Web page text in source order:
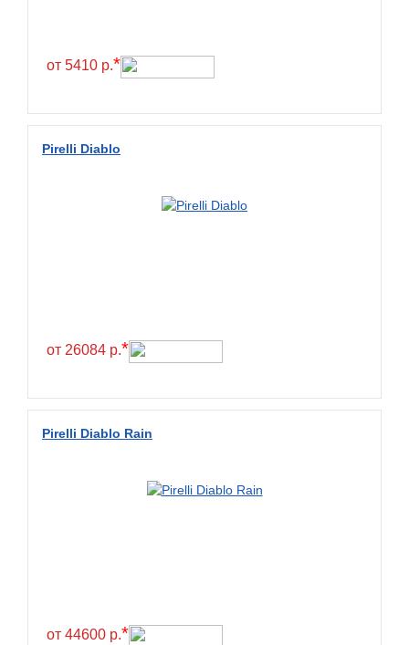
от 5410 р.*
Pirelli Diablo
от 26084 р.*
Pirelli Diablo Rain
от 44600 р.*